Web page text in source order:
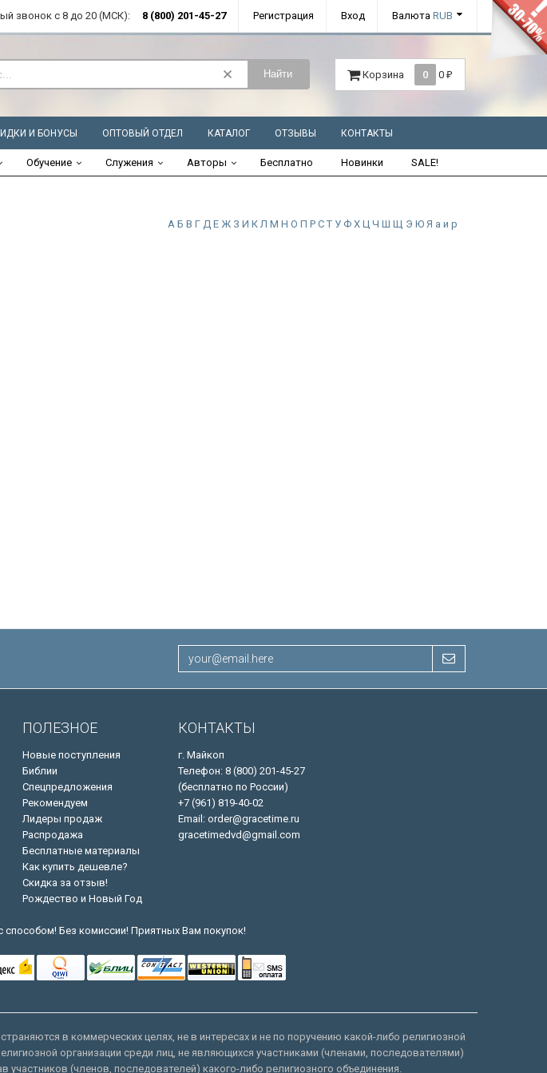
звонок с 8 до 20 (МСК): 8 (800) 201-45-27 Регистрация Вход Валюта RUB
Найти Корзина 0 0 ₽
И БОНУСЫ ОПТОВЫЙ ОТДЕЛ КАТАЛОГ ОТЗЫВЫ КОНТАКТЫ
Обучение Служения Авторы Бесплатно Новинки SALE!
А Б В Г Д Е Ж З И К Л М Н О П Р С Т У Ф Х Ц Ч Ш Щ Э Ю Я а и р
ПОЛЕЗНОЕ
Новые поступления
Библии
Спецпредложения
Рекомендуем
Лидеры продаж
Распродажа
Бесплатные материалы
Как купить дешевле?
Скидка за отзыв!
Рождество и Новый Год
КОНТАКТЫ
г. Майкоп
Телефон: 8 (800) 201-45-27
(бесплатно по России)
+7 (961) 819-40-02
Email: order@gracetime.ru
gracetimedvd@gmail.com
Без комиссии! Приятных Вам покупок!
в коммерческих целях, не в интересах и не по поручению какой-либо религиозной
организации среди лиц, не являющихся участниками (членами, последователями)
участников (членов, последователей) какого-либо религиозного объединения.